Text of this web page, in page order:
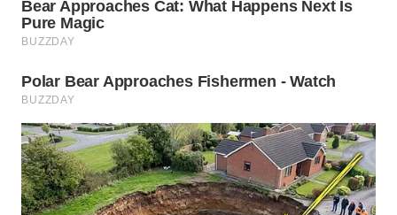
TAPANULI
UTARA
WN
SAMOSIR
WN
PADANG
LAWAS